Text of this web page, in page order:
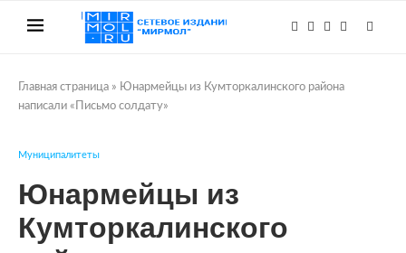
Главная страница » Юнармейцы из Кумторкалинского района
написали «Письмо солдату»
Муниципалитеты
Юнармейцы из
Кумторкалинского